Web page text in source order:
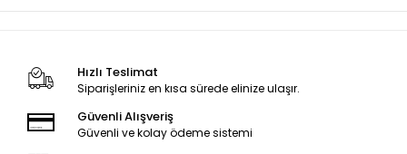
Hızlı Teslimat
Siparişleriniz en kısa sürede elinize ulaşır.
Güvenli Alışveriş
Güvenli ve kolay ödeme sistemi